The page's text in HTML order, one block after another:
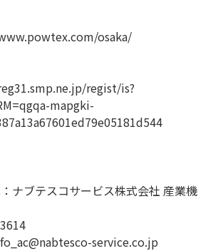
osaka/
regist/is?
mapgki-
ナブテスコサービス株式会社 産業機
service.co.jp